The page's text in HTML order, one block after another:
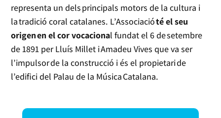
representa un dels principals motors de la cultura i
la tradició coral catalanes. L’Associacióté el seu
origen en el cor vocacional fundat el 6 de setembre
de 1891 per Lluís Millet i Amadeu Vives que va ser
l’impulsor de la construcció i és el propietari de
l’edifici del Palau de la Música Catalana.